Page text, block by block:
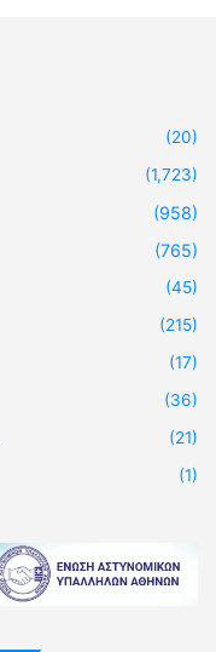
(20)
(1,723)
(958)
(765)
(45)
(215)
(17)
(36)
(21)
(1)